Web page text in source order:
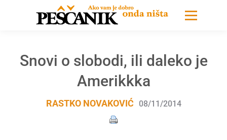
Snovi o slobodi, ili daleko je
Amerikkka
RASTKO NOVAKOVIĆ 08/11/2014